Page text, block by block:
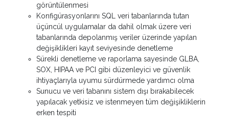
görüntülenmesi
Konfigürasyonlarını SQL veri tabanlarında tutan
üçüncül uygulamalar da dahil olmak üzere veri
tabanlarında depolanmış veriler üzerinde yapılan
değişiklikleri kayıt seviyesinde denetleme
Sürekli denetleme ve raporlama sayesinde GLBA,
SOX, HIPAA ve PCI gibi düzenleyici ve güvenlik
ihtiyaçlarıyla uyumu sürdürmede yardımcı olma
Sunucu ve veri tabanını sistem dışı bırakabilecek
yapılacak yetkisiz ve istenmeyen tüm değişikliklerin
erken tespiti